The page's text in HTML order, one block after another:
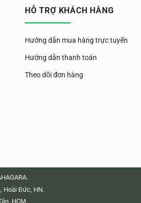
HỖ TRỢ KHÁCH HÀNG
Hướng dẫn mua hàng trực tuyến
Hướng dẫn thanh toán
Theo dõi đơn hàng
Hoài Đức, HN.
HCM.